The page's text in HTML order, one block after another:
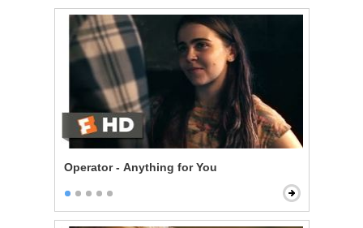
Operator - Anything for You